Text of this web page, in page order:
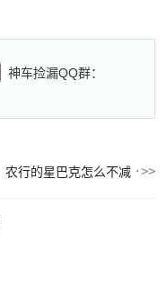
神车捡漏QQ群：
农行的星巴克怎么不减